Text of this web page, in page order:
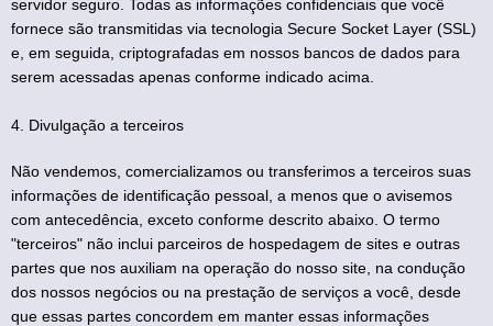
servidor seguro. Todas as informações confidenciais que você
fornece são transmitidas via tecnologia Secure Socket Layer (SSL)
e, em seguida, criptografadas em nossos bancos de dados para
serem acessadas apenas conforme indicado acima.
4. Divulgação a terceiros
Não vendemos, comercializamos ou transferimos a terceiros suas
informações de identificação pessoal, a menos que o avisemos
com antecedência, exceto conforme descrito abaixo. O termo
"terceiros" não inclui parceiros de hospedagem de sites e outras
partes que nos auxiliam na operação do nosso site, na condução
dos nossos negócios ou na prestação de serviços a você, desde
que essas partes concordem em manter essas informações